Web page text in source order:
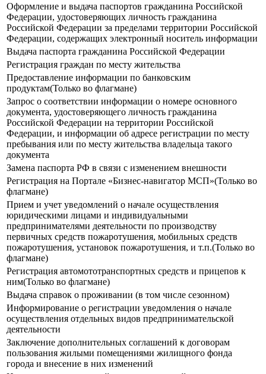
Оформление и выдача паспортов гражданина Российской
Федерации, удостоверяющих личность гражданина
Российской Федерации за пределами территории Российской
Федерации, содержащих электронный носитель информации
Выдача паспорта гражданина Российской Федерации
Регистрация граждан по месту жительства
Предоставление информации по банковским
продуктам(Только во флагмане)
Запрос о соответствии информации о номере основного
документа, удостоверяющего личность гражданина
Российской Федерации на территории Российской
Федерации, и информации об адресе регистрации по месту
пребывания или по месту жительства владельца такого
документа
Замена паспорта РФ в связи с изменением внешности
Регистрация на Портале «Бизнес-навигатор МСП»(Только во
флагмане)
Прием и учет уведомлений о начале осуществления
юридическими лицами и индивидуальными
предпринимателями деятельности по производству
первичных средств пожаротушения, мобильных средств
пожаротушения, установок пожаротушения, и т.п.(Только во
флагмане)
Регистрация автомототранспортных средств и прицепов к
ним(Только во флагмане)
Выдача справок о проживании (в том числе сезонном)
Информирование о регистрации уведомления о начале
осуществления отдельных видов предпринимательской
деятельности
Заключение дополнительных соглашений к договорам
пользования жилыми помещениями жилищного фонда
города и внесение в них изменений